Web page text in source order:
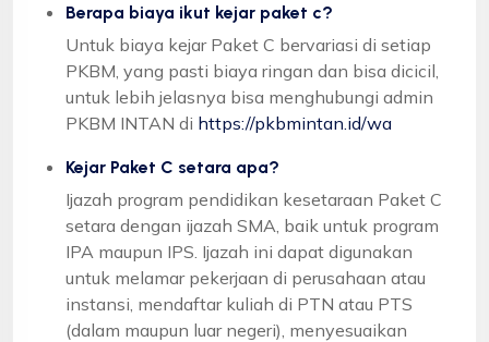
Berapa biaya ikut kejar paket c?
Untuk biaya kejar Paket C bervariasi di setiap
PKBM, yang pasti biaya ringan dan bisa dicicil,
untuk lebih jelasnya bisa menghubungi admin
PKBM INTAN di https://pkbmintan.id/wa
Kejar Paket C setara apa?
Ijazah program pendidikan kesetaraan Paket C
setara dengan ijazah SMA, baik untuk program
IPA maupun IPS. Ijazah ini dapat digunakan
untuk melamar pekerjaan di perusahaan atau
instansi, mendaftar kuliah di PTN atau PTS
(dalam maupun luar negeri), menyesuaikan